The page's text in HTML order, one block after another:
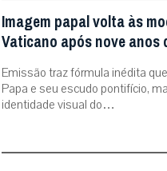
Imagem papal volta às
Vaticano após nove anos
Emissão traz fórmula inédita
Papa e seu escudo pontifício,
identidade visual do…